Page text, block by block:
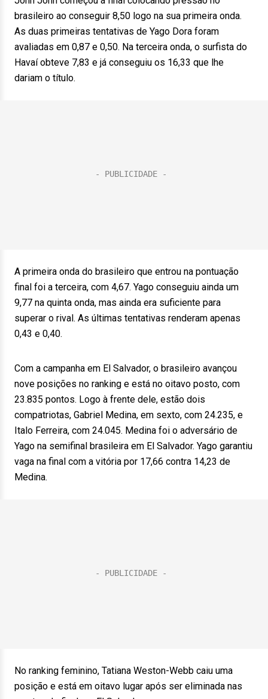
brasileiro ao conseguir 8,50 logo na sua primeira onda.
As duas primeiras tentativas de Yago Dora foram
avaliadas em 0,87 e 0,50. Na terceira onda, o surfista do
Havaí obteve 7,83 e já conseguiu os 16,33 que lhe
dariam o título.
A primeira onda do brasileiro que entrou na pontuação
final foi a terceira, com 4,67. Yago conseguiu ainda um
9,77 na quinta onda, mas ainda era suficiente para
superar o rival. As últimas tentativas renderam apenas
0,43 e 0,40.
Com a campanha em El Salvador, o brasileiro avançou
nove posições no ranking e está no oitavo posto, com
23.835 pontos. Logo à frente dele, estão dois
compatriotas, Gabriel Medina, em sexto, com 24.235, e
Italo Ferreira, com 24.045. Medina foi o adversário de
Yago na semifinal brasileira em El Salvador. Yago garantiu
vaga na final com a vitória por 17,66 contra 14,23 de
Medina.
No ranking feminino, Tatiana Weston-Webb caiu uma
posição e está em oitavo lugar após ser eliminada nas